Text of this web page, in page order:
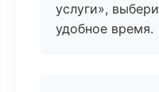
услуги»,
удобное время.